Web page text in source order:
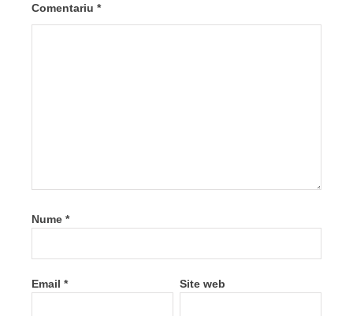
Comentariu *
Nume *
Email * Site web